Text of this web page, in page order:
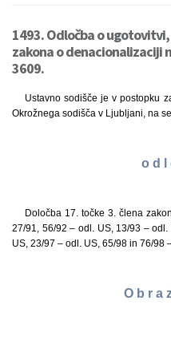
1493. Odločba o
zakona o denacionalizaciji
3609.
Ustavno sodišče je v postopku
Okrožnega sodišča v Ljubljani, na
o d l
Določba 17. točke 3. člena
27/91, 56/92 – odl. US, 13/93 –
US, 23/97 – odl. US, 65/98 in 76/98
O b r a